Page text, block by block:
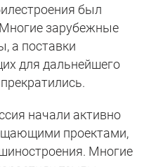
был
зарубежные
а поставки
для дальнейшего
начали активно
проектами,
Многие